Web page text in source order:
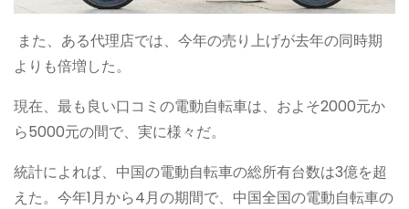
また、ある代理店では、今年の売り上げが去年の同時期
よりも倍増した。
現在、最も良い口コミの電動自転車は、およそ2000元か
ら5000元の間で、実に様々だ。
統計によれば、中国の電動自転車の総所有台数は3億を超
えた。今年1月から4月の期間で、中国全国の電動自転車の